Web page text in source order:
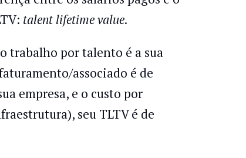
talent lifetime value.
trabalho por talento é a sua
associado é de
empresa, e o custo por
seu TLTV é de